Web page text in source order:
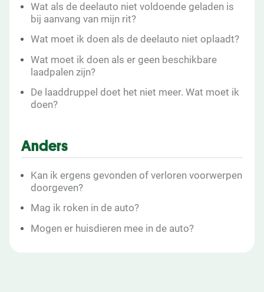
Wat als de deelauto niet voldoende geladen is
bij aanvang van mijn rit?
Wat moet ik doen als de deelauto niet oplaadt?
Wat moet ik doen als er geen beschikbare
laadpalen zijn?
De laaddruppel doet het niet meer. Wat moet ik
doen?
Anders
Kan ik ergens gevonden of verloren voorwerpen
doorgeven?
Mag ik roken in de auto?
Mogen er huisdieren mee in de auto?